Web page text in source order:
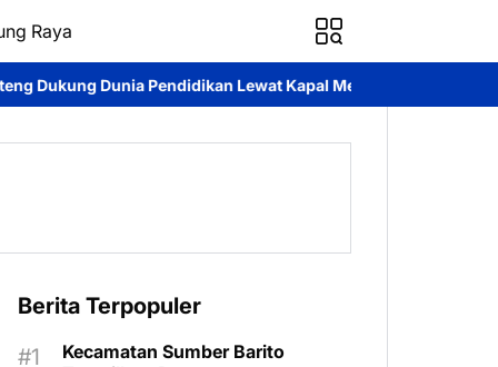
Raya
Lewat Kapal Melek Huruf KP XVIII-1002 Di Pegatan Das
Berita Terpopuler
Kecamatan Sumber Barito